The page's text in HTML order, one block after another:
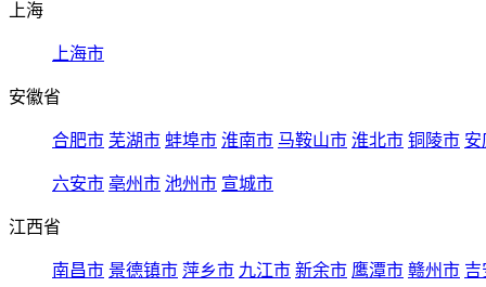
上海
上海市
安徽省
合肥市 芜湖市 蚌埠市 淮南市 马鞍山市 淮北市 铜陵市 安
六安市 亳州市 池州市 宣城市
江西省
南昌市 景德镇市 萍乡市 九江市 新余市 鹰潭市 赣州市 吉